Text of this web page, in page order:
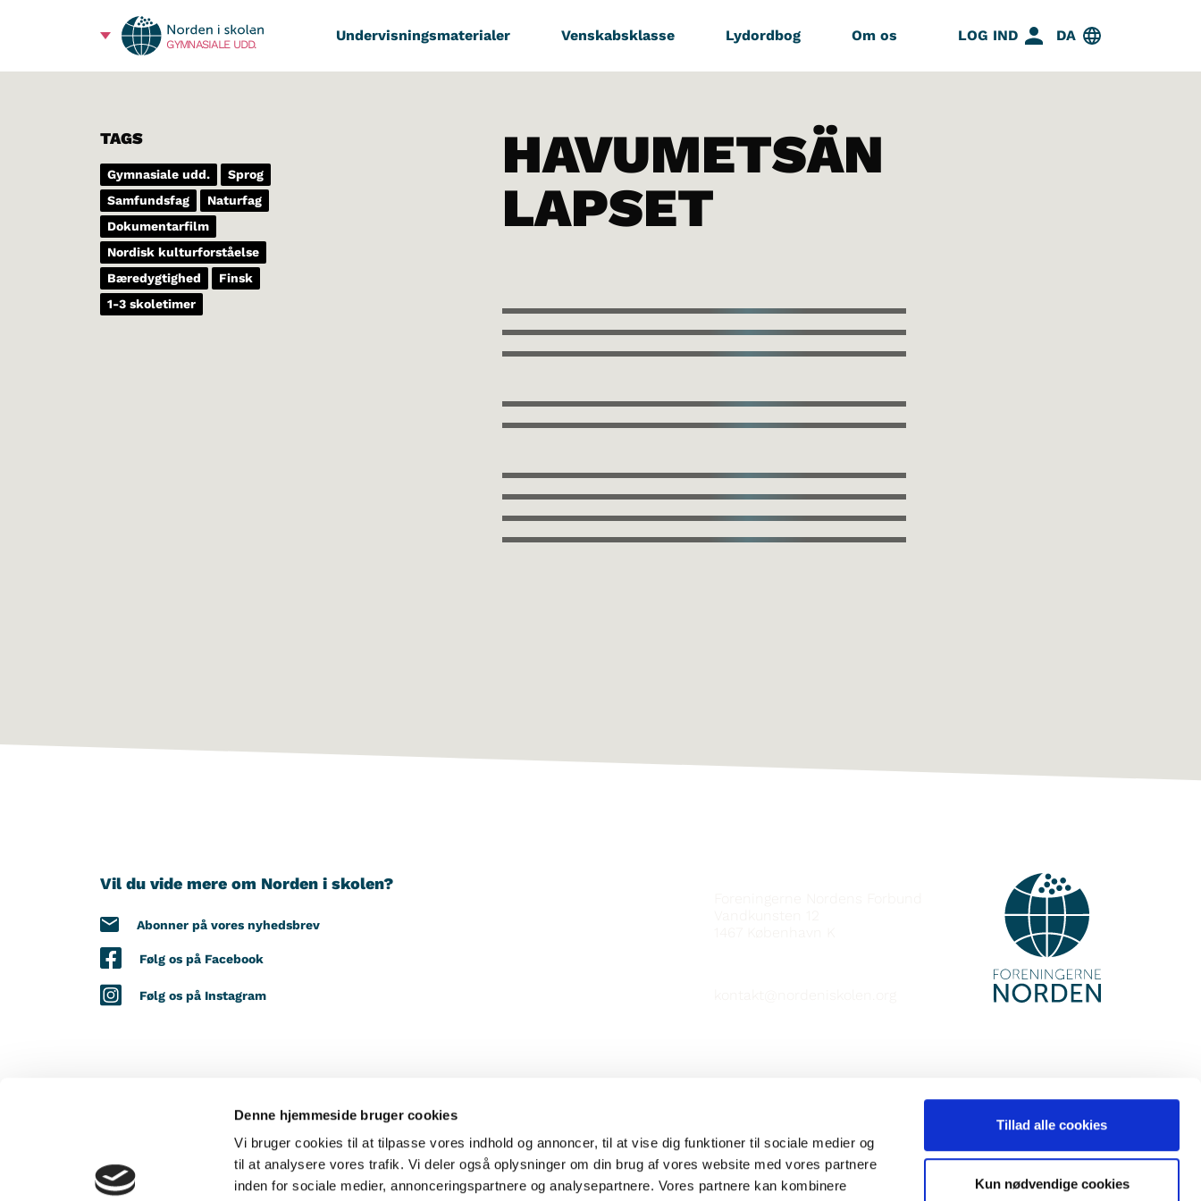
Denne hjemmeside bruger cookies
Vi bruger cookies til at tilpasse vores indhold og annoncer, til at vise dig funktioner til sociale medier og
til at analysere vores trafik. Vi deler også oplysninger om din brug af vores website med vores partnere
inden for sociale medier, annonceringspartnere og analysepartnere. Vores partnere kan kombinere
Tillad alle cookies
Kun nødvendige cookies
GYMNASIALE UDD.
Undervisningsmaterialer Venskabsklasse Lydordbog Om os LOG IND DA
TAGS
Gymnasiale udd.
Sprog
Samfundsfag
Naturfag
Dokumentarfilm
Nordisk kulturforståelse
Bæredygtighed
Finsk
1-3 skoletimer
HAVUMETSÄN
LAPSET
Vil du vide mere om Norden i skolen?
Abonner på vores nyhedsbrev
Følg os på Facebook
Følg os på Instagram